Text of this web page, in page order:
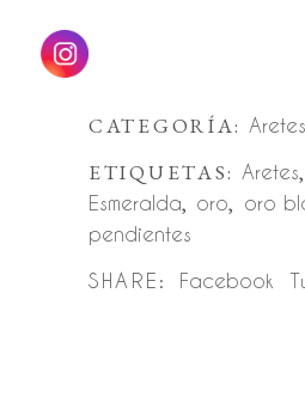
CATEGORÍA: Aretes
ETIQUETAS: Aretes,
Esmeralda, oro, oro
pendientes
SHARE:
Facebook